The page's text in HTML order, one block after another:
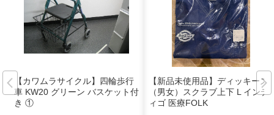
【カワムラサイクル】四輪歩行
車 KW20 グリーン バスケット付
き ①
【新品未使用品】ディッキーズ
（男女）スクラブ上下 L インデ
ィゴ 医療FOLK